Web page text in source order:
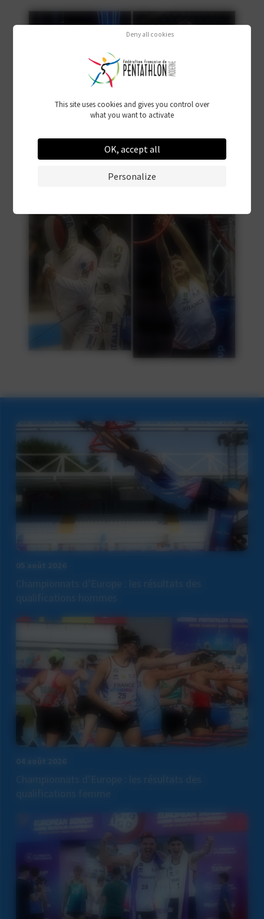
Championnats d’Europe : les résultats des
Championnats d’Europe : les résultats des
This site uses cookies and gives you control over
what you want to activate
OK, accept all
Deny all cookies
Personalize